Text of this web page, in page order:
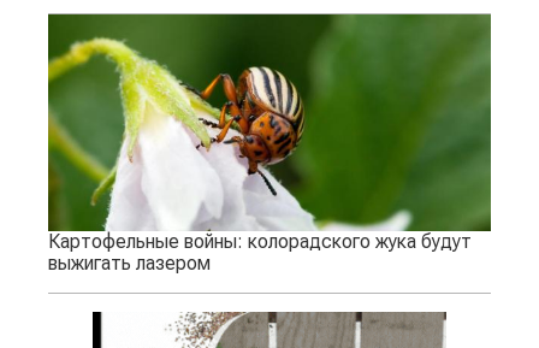
Картофельные войны: колорадского жука будут
выжигать лазером